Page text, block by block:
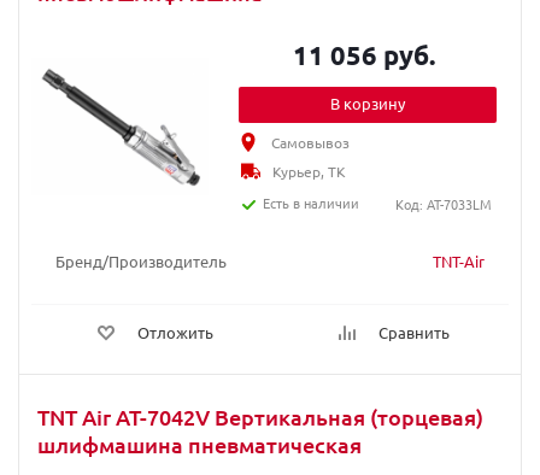
Бренд/Производитель TNT-Air
Отложить Сравнить
11 056 руб.
В корзину
Самовывоз
Курьер, ТК
Есть в наличии
Код: AT-7033LM
TNT Air AT-7042V Вертикальная (торцевая)
шлифмашина пневматическая